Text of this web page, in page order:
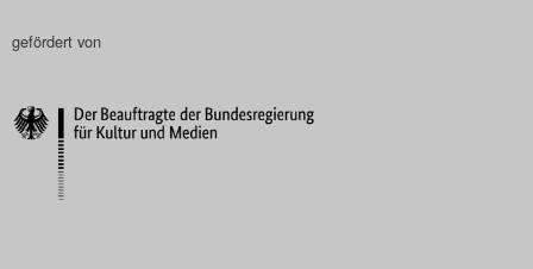
Nutzungsbedingungen
gefördert von